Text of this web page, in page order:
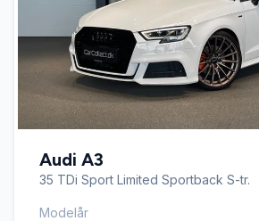
Audi A3
35 TDi Sport Limited Sportback S-tr.
Modelår